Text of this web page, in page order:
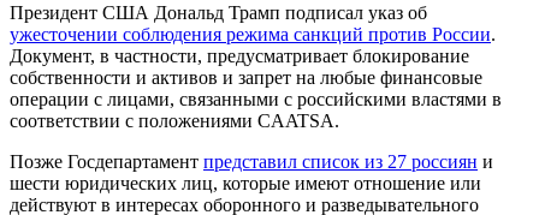
Президент США Дональд Трамп подписал указ об
ужесточении соблюдения режима санкций против России.
Документ, в частности, предусматривает блокирование
собственности и активов и запрет на любые финансовые
операции с лицами, связанными с российскими властями в
соответствии с положениями CAATSA.
Позже Госдепартамент представил список из 27 россиян и
шести юридических лиц, которые имеют отношение или
действуют в интересах оборонного и разведывательного